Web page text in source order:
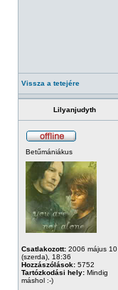
Vissza a tetejére
Lilyanjudyth
Betűmániákus
Csatlakozott: 2006 május 10
(szerda), 18:36
Hozzászólások: 5752
Tartózkodási hely: Mindig
máshol :-)